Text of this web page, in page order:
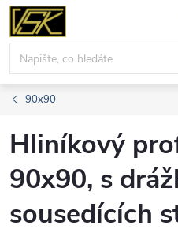
Přejít
obsah
90x90
Hliníkový
90x90, s
sousedících